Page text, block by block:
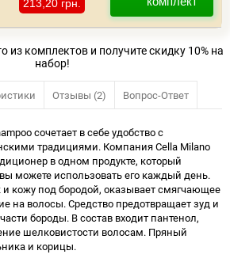
213,20 грн.
из комплектов и получите скидку 10% на
набор!
Отзывы (2) Вопрос-Ответ
сочетает в себе удобство с
традициями. Компания Cella Milano
в одном продукте, который
можете использовать его каждый день.
и кожу под бородой, оказывает смягчающее
на волосы. Средство предотвращает зуд и
бороды. В состав входит пантенол,
шелковистости волосам. Пряный
и корицы.